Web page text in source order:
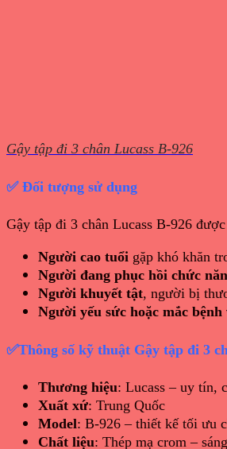
Gậy tập đi 3 chân Lucass B-926
✅ Đối tượng sử dụng
Gậy tập đi 3 chân Lucass B-926
Người cao tuổi gặp khó khăn
Người đang phục hồi chức
Người khuyết tật, người bị
Người yếu sức hoặc mắc
✅Thông số kỹ thuật Gậy tập đi 3
Thương hiệu: Lucass – uy tín,
Xuất xứ: Trung Quốc
Model: B-926 – thiết kế tối ưu
Chất liệu: Thép mạ crom –